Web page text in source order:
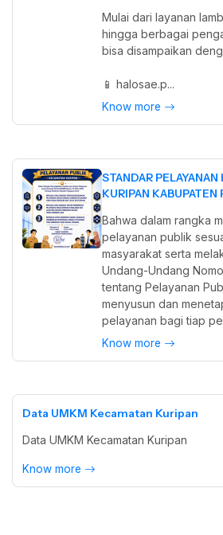
Mulai dari layanan
hingga berbagai
bisa disampaikan
📱 halosae.p...
Know more
STANDAR PELAYANAN
KURIPAN KABUPATEN
Bahwa dalam rangka
pelayanan publik
masyarakat serta
Undang-Undang
tentang Pelayanan
menyusun dan
pelayanan bagi tiap
Know more
Data UMKM Kecamatan Kuripan
Data UMKM Kecamatan Kuripan
Know more